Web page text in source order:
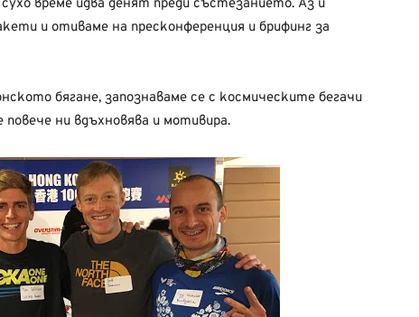
време идва денят преди състезанието. Аз и
и отиваме на пресконференция и брифинг за
бягане, запознаваме се с космическите бегачи
ни вдъхновява и мотивира.